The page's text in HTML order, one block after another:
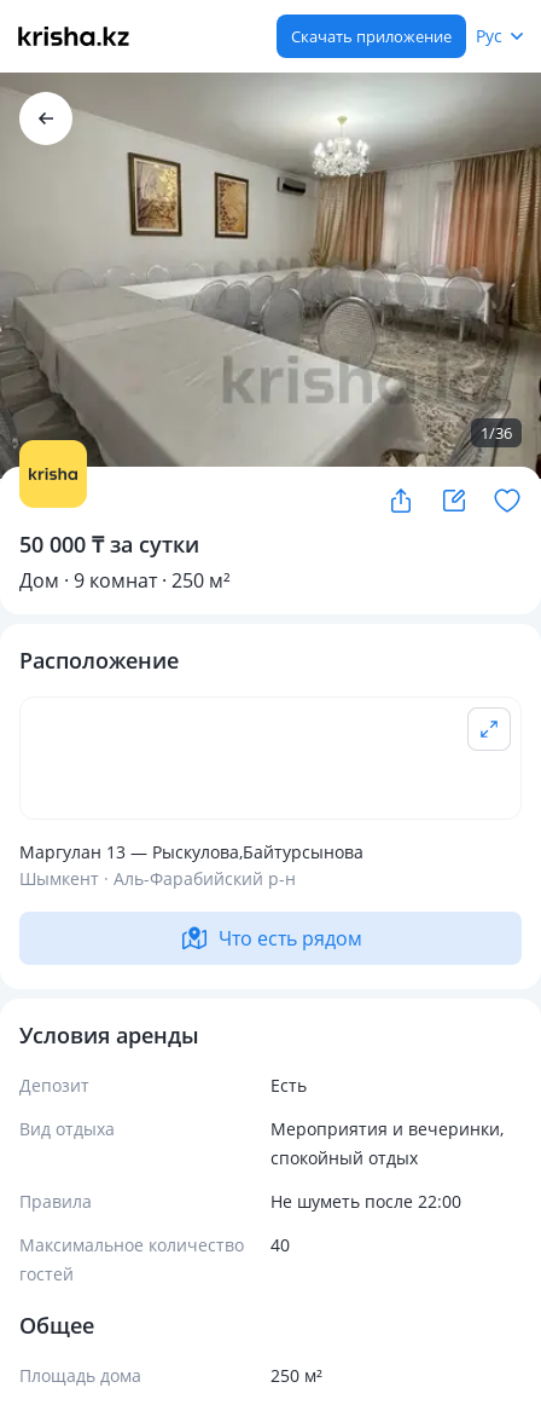
Скачать приложение Рус
1/36
50 000 ₸ за сутки
Дом · 9 комнат · 250 м²
Расположение
Маргулан 13 — Рыскулова,Байтурсынова
Шымкент · Аль-Фарабийский р-н
Что есть рядом
Условия аренды
Депозит
Есть
Вид отдыха
Мероприятия и вечеринки,
спокойный отдых
Правила
Не шуметь после 22:00
Максимальное количество
гостей
40
Общее
Площадь дома
250 м²